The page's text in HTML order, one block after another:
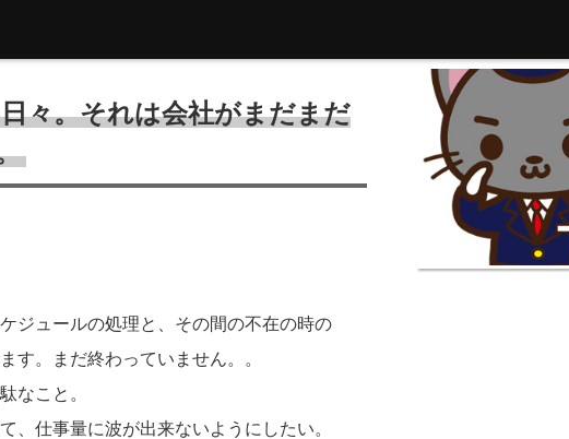
々。それは会社がまだまだ
ジュールの処理と、その間の不在の時の
す。まだ終わっていません。。
なこと。
、仕事量に波が出来ないようにしたい。